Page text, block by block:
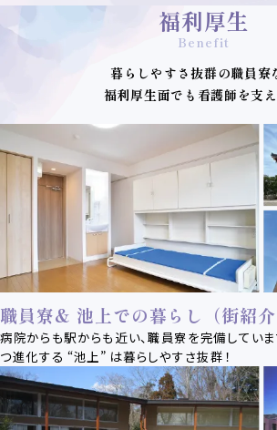
福利厚生
暮らしやすさ抜群の職員寮
福利厚生面でも看護師を支
職員寮& 池上での暮らし（街紹介
病院からも駅からも近い、職員寮を完備してい
つ進化する “池上” は暮らしやすさ抜群！